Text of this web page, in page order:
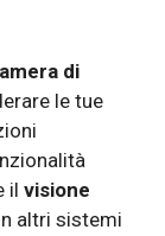
di
le tue
il visione
altri sistemi